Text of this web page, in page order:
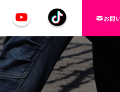
お問